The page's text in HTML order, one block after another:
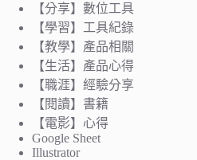
【分享】數位工具
【學習】工具紀錄
【教學】產品相關
【生活】產品心得
【職涯】經驗分享
【閱讀】書籍
【電影】心得
Google Sheet
Illustrator